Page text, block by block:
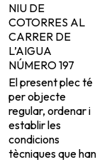
NIU DE
COTORRES AL
CARRER DE
L’AIGUA
NÚMERO 197
El present plec té
per objecte
regular, ordenar i
establir les
condicions
tècniques que han